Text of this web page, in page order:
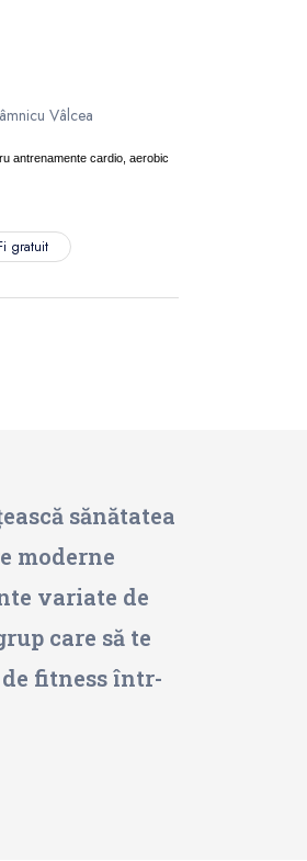
Vâlcea
antrenamente cardio, aerobic
gratuit
sănătatea
moderne
variate de
care să te
fitness într-